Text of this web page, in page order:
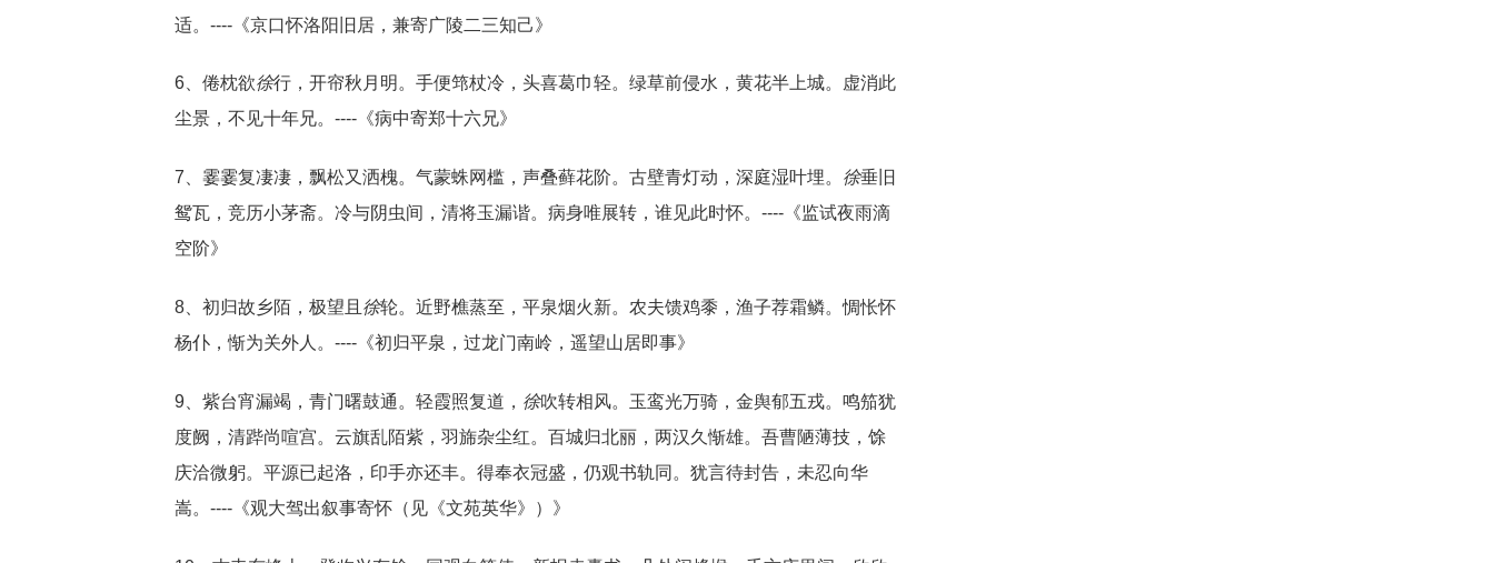
适。----《京口怀洛阳旧居，兼寄广陵二三知己》
6、倦枕欲徐行，开帘秋月明。手便筇杖冷，头喜葛巾轻。绿草前侵水，黄花半上城。虚消此
尘景，不见十年兄。----《病中寄郑十六兄》
7、霎霎复凄凄，飘松又洒槐。气蒙蛛网槛，声叠藓花阶。古壁青灯动，深庭湿叶埋。 徐垂旧
鸳瓦，竞历小茅斋。冷与阴虫间，清将玉漏谐。病身唯展转，谁见此时怀。----《监试夜雨滴
空阶》
8、初归故乡陌，极望且 徐轮。近野樵蒸至，平泉烟火新。农夫馈鸡黍，渔子荐霜鳞。惆怅怀
杨仆，惭为关外人。----《初归平泉，过龙门南岭，遥望山居即事》
9、紫台宵漏竭，青门曙鼓通。轻霞照复道， 徐吹转相风。玉鸾光万骑，金舆郁五戎。鸣笳犹
度阙，清跸尚喧宫。云旗乱陌紫，羽旆杂尘红。百城归北丽，两汉久惭雄。吾曹陋薄技，馀
庆洽微躬。平源已起洛，印手亦还丰。得奉衣冠盛，仍观书轨同。犹言待封告，未忍向华
嵩。----《观大驾出叙事寄怀（见《文苑英华》）》